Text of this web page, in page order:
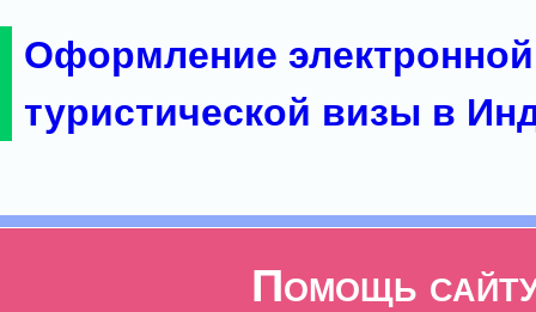
Оформление электронной
туристической визы в
Помощь